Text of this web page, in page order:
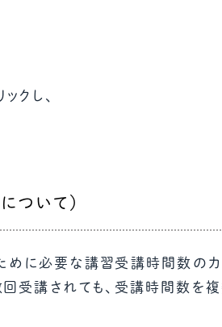
クし、
ついて）
めに必要な講習受講時間数のカ
受講されても、受講時間数を